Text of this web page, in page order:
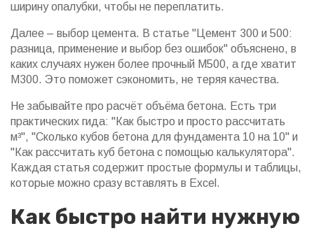
ширину опалубки, чтобы не переплатить.
Далее – выбор цемента. В статье "Цемент 300 и 500:
разница, применение и выбор без ошибок" объяснено, в
каких случаях нужен более прочный М500, а где хватит
М300. Это поможет сэкономить, не теряя качества.
Не забывайте про расчёт объёма бетона. Есть три
практических гида: "Как быстро и просто рассчитать
м³", "Сколько кубов бетона для фундамента 10 на 10" и
"Как рассчитать куб бетона с помощью калькулятора".
Каждая статья содержит простые формулы и таблицы,
которые можно сразу вставлять в Excel.
Как быстро найти нужную